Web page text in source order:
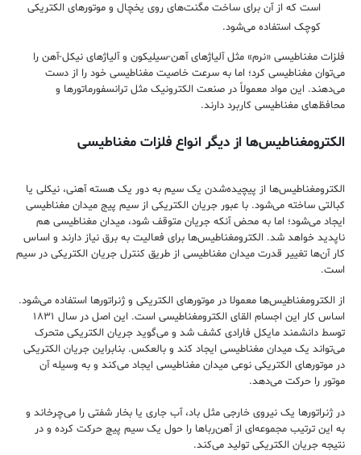
است که از آن برای ساخت مگنت‌های روی یخچال و موتورهای الکتریکی
کوچک استفاده می‌شود.
فلزات مغناطیسی «نرم» مثل آلیاژهای آهن-سیلیکون و آلیاژهای نیکل-آهن را
می‌توان مغناطیسی کرد؛ اما به سرعت خاصیت مغناطیسی خود را از دست
می‌دهند. این مواد معمولاً در صنعت الکترونیک مثل ترانسفورماتورها و
محافظ‌های مغناطیسی کاربرد دارند.
الکترومغناطیس‌ها از دیگر انواع فلزات مغناطیسی
الکترومغناطیس‌ها از پیچیده‌شدن یک سیم به دور یک هسته آهنی، نیکلی یا
کبالتی ساخته می‌شود. با عبور جریان الکتریکی از سیم پیج میدان مغناطیسی
ایجاد می‌شود؛ اما به محض آنکه جریان متوقف شود، میدان مغناطیسی هم
ناپدید خواهد شد. الکترومغناطیس‌ها برای فعالیت به برق نیاز دارند و اساس
کار آن‌ها تغییر قدرت میدان مغناطیسی از طریق کنترل جریان الکتریکی در سیم
است.
از الکترومغناطیس‌ها معمولا در موتورهای الکتریکی و ژنراتورها استفاده می‌شود.
اساس کار این اجسام القای الکترومغناطیسی است. این اصل در سال ۱۸۳۱
توسط دانشمند مایکل فارادی کشف شد و می‌گوید جریان الکتریکی متحرک
می‌تواند یک میدان مغناطیسی ایجاد کند و بالعکس. بنابراین جریان الکتریکی
در موتورهای الکتریکی نوعی میدان مغناطیسی ایجاد می‌کند و به وسیله آن
موتور را حرکت می‌دهد.
در ژنراتورها یک نیروی خارجی مثل باد، آب جاری یا بخار شفتی را می‌چرخاند و
به این ترتیب مجموعه‌ای از آهن‌رباها را حول یک سیم پیچ حرکت کرده و در
نتیجه جریان الکتریکی تولید می‌کند.